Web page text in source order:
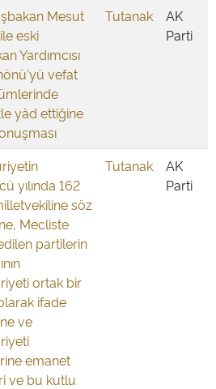
Mesut
eski
Yardımcısı
vefat
yâd ettiğine
Tutanak
AK
Parti
yılında 162
söz
Mecliste
partilerin
ortak bir
ifade
ve
emanet
ve bu kutlu
Tutanak
AK
Parti